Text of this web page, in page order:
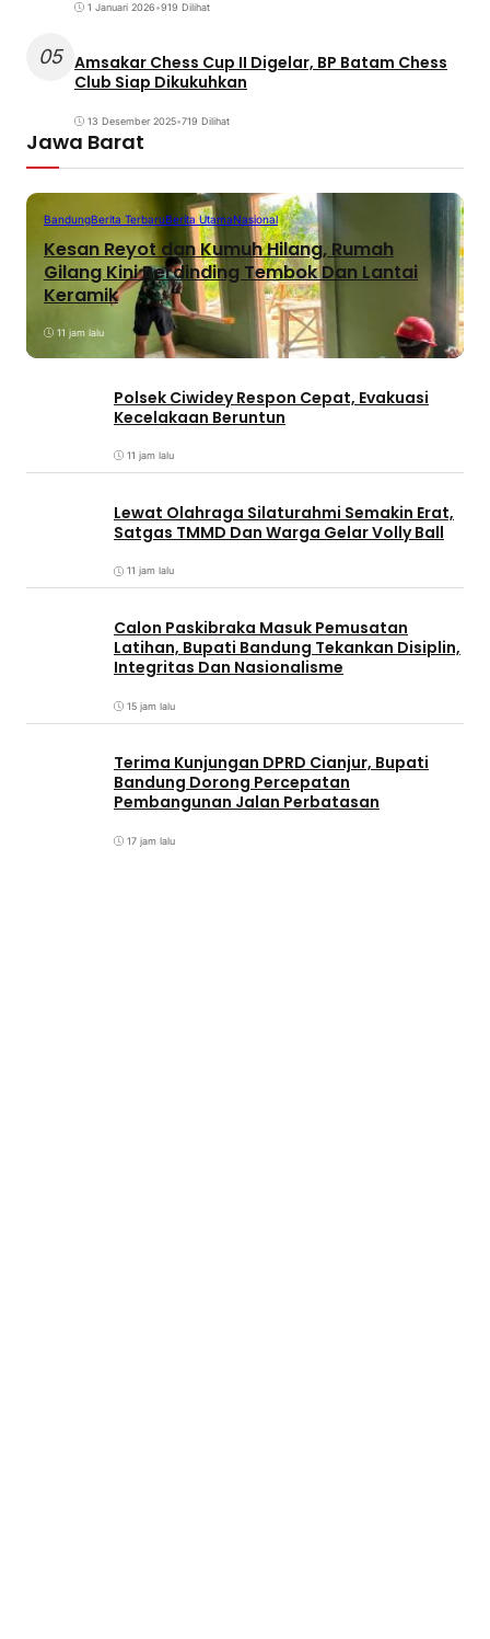
1 Januari 2026•919 Dilihat
05 Amsakar Chess Cup II Digelar, BP Batam Chess
Club Siap Dikukuhkan
13 Desember 2025•719 Dilihat
Jawa Barat
BandungBerita TerbaruBerita UtamaNasional
Kesan Reyot dan Kumuh Hilang, Rumah
Gilang Kini Berdinding Tembok Dan Lantai
Keramik
11 jam lalu
Polsek Ciwidey Respon Cepat, Evakuasi
Kecelakaan Beruntun
11 jam lalu
Lewat Olahraga Silaturahmi Semakin Erat,
Satgas TMMD Dan Warga Gelar Volly Ball
11 jam lalu
Calon Paskibraka Masuk Pemusatan
Latihan, Bupati Bandung Tekankan Disiplin,
Integritas Dan Nasionalisme
15 jam lalu
Terima Kunjungan DPRD Cianjur, Bupati
Bandung Dorong Percepatan
Pembangunan Jalan Perbatasan
17 jam lalu